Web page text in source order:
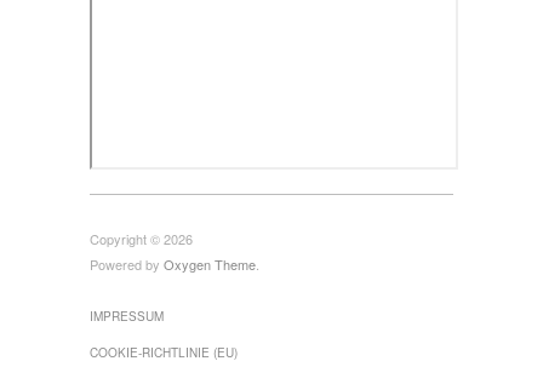
Copyright © 2026
Powered by Oxygen Theme.
IMPRESSUM
COOKIE-RICHTLINIE (EU)